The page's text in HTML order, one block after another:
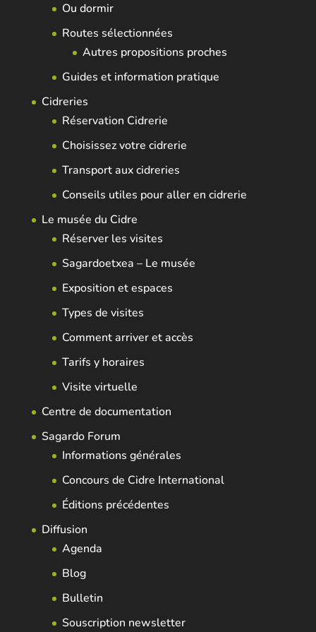
Ou dormir
Routes sélectionnées
Autres propositions proches
Guides et information pratique
Cidreries
Réservation Cidrerie
Choisissez votre cidrerie
Transport aux cidreries
Conseils utiles pour aller en cidrerie
Le musée du Cidre
Réserver les visites
Sagardoetxea – Le musée
Exposition et espaces
Types de visites
Comment arriver et accès
Tarifs y horaires
Visite virtuelle
Centre de documentation
Sagardo Forum
Informations générales
Concours de Cidre International
Éditions précédentes
Diffusion
Agenda
Blog
Bulletin
Souscription newsletter